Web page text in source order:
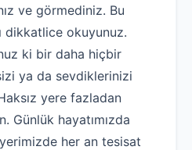
ve görmediniz. Bu
dikkatlice okuyunuz.
ki bir daha hiçbir
ya da sevdiklerinizi
yere fazladan
Günlük hayatımızda
her an tesisat